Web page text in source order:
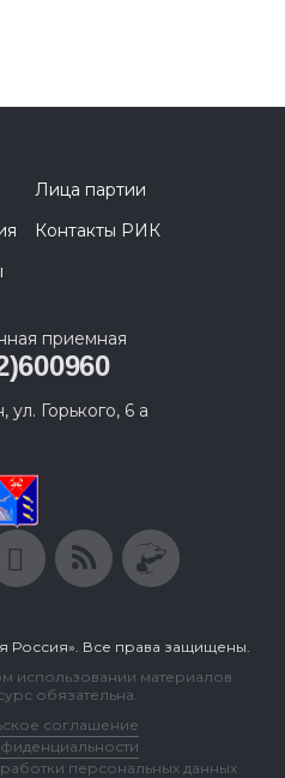
Лица партии
Контакты РИК
приемная
ул. Горького, 6 а
Россия». Все права защищены.
использовании материалов
обязательна.
соглашение
персональных данных